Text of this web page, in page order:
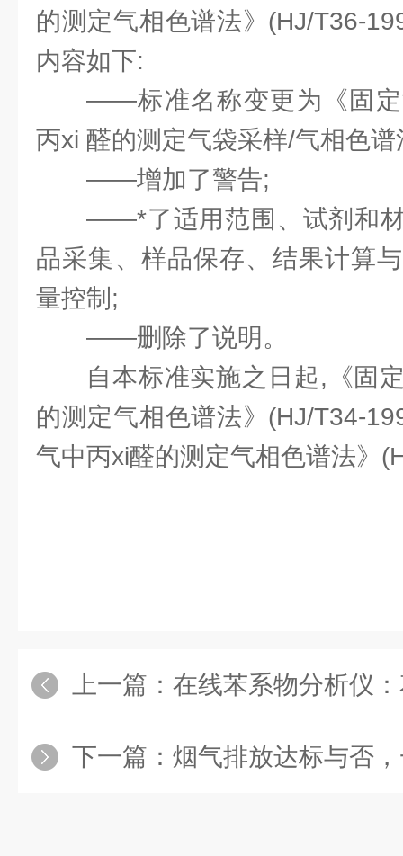
的测定气相色谱法》(HJ/T36-
内容如下:
——标准名称变更为《固定
丙xi 醛的测定气袋采样/气相色谱
——增加了警告;
——*了适用范围、试剂和
品采集、样品保存、结果计算
量控制;
——删除了说明。
自本标准实施之日起,《固
的测定气相色谱法》(HJ/T34-
气中丙xi醛的测定气相色谱法》
上一篇： 在线苯系物分析仪
下一篇： 烟气排放达标与否，一